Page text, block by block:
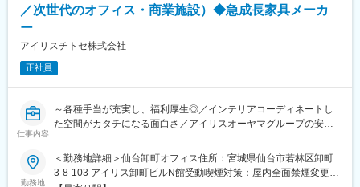
こと
・新しい働き方を実現するための商品起案を行えること
■アイリスチトセについて：
コロナ禍により働く環境・学ぶ環境が大きく変わり、働くニーズ
を中心に、学校や公共施設の空間デザインを行っております。ス
ピード感をもって新しいことにチャレンジする。そんな社風の会
社です。変化し成長し続けることにやりがいをもって取り組める
／次世代のオフィス・商業施設）◆急成長家具メーカ
ー
アイリスチトセ株式会社
正社員
仕事内容
～各種手当が充実し、福利厚生◎／インテリアコーディネートし
た空間がカタチになる面白さ／アイリスオーヤマグループの安定
■業務概要：
オフィス・学校・福祉施設・公共施設向け家具の総合メーカーに
勤務地
＜勤務地詳細＞仙台卸町オフィス住所：宮城県仙台市若林区卸町
3-8-103 アイリス卸町ビルN館受動喫煙対策：屋内全面禁煙変更の